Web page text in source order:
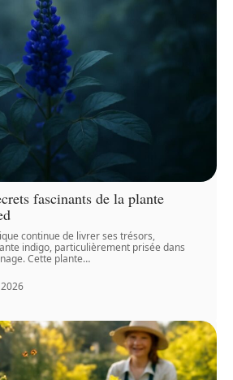
fascinants de la plante
continue de livrer ses trésors,
indigo, particulièrement prisée dans
Cette plante…